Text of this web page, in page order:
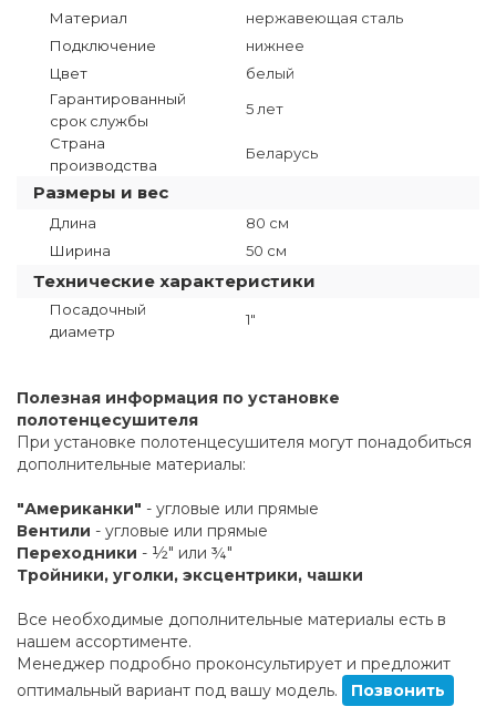
Материал
нержавеющая сталь
Подключение
нижнее
Цвет
белый
Гарантированный
срок службы
5 лет
Страна
производства
Беларусь
Размеры и вес
Длина
80 см
Ширина
50 см
Технические характеристики
Посадочный
диаметр
1"
Полезная информация по установке
полотенцесушителя
При установке полотенцесушителя могут понадобиться
дополнительные материалы:
"Американки" - угловые или прямые
Вентили - угловые или прямые
Переходники - ½" или ¾"
Тройники, уголки, эксцентрики, чашки
Все необходимые дополнительные материалы есть в
нашем ассортименте.
Менеджер подробно проконсультирует и предложит
оптимальный вариант под вашу модель.
Позвонить